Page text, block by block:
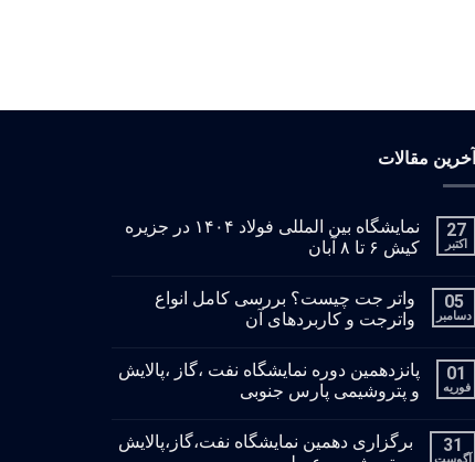
آخرین مقالات
27
اکتبر
نمایشگاه بین المللی فولاد ۱۴۰۴ در جزیره
کیش ۶ تا ۸ آبان
05
دسامبر
واتر جت چیست؟ بررسی کامل انواع
واترجت و کاربردهای آن
01
فوریه
پانزدهمین دوره نمایشگاه نفت ،گاز ،پالایش
و پتروشیمی پارس جنوبی
31
برگزاری دهمین نمایشگاه نفت،گاز،پالایش